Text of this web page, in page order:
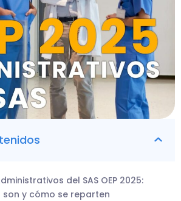
del SAS OEP 2025:
y cómo se reparten